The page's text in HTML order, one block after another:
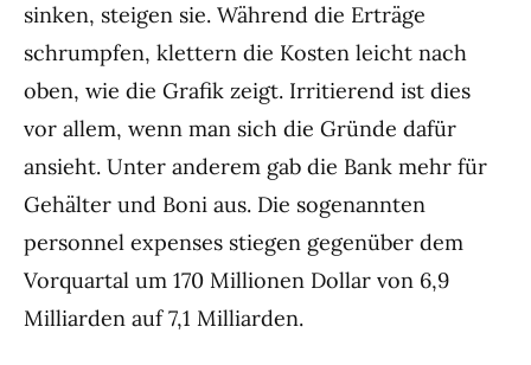
sinken, steigen sie. Während die Erträge
schrumpfen, klettern die Kosten leicht nach
oben, wie die Grafik zeigt. Irritierend ist dies
vor allem, wenn man sich die Gründe dafür
ansieht. Unter anderem gab die Bank mehr für
Gehälter und Boni aus. Die sogenannten
personnel expenses stiegen gegenüber dem
Vorquartal um 170 Millionen Dollar von 6,9
Milliarden auf 7,1 Milliarden.